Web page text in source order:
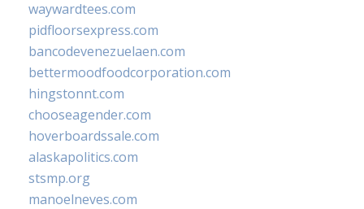
waywardtees.com
pidfloorsexpress.com
bancodevenezuelaen.com
bettermoodfoodcorporation.com
hingstonnt.com
chooseagender.com
hoverboardssale.com
alaskapolitics.com
stsmp.org
manoelneves.com